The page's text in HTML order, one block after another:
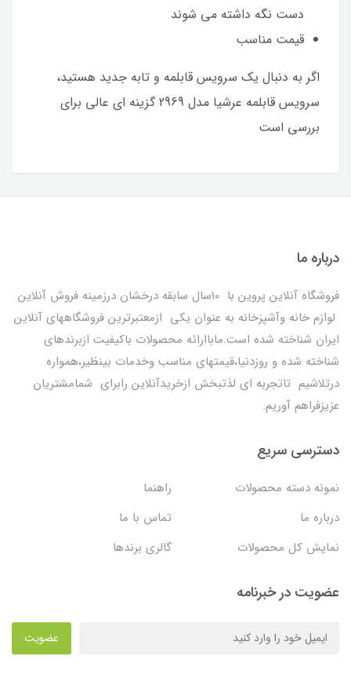
دست نگه داشته می شوند
قیمت مناسب
اگر به دنبال یک سرویس قابلمه و تابه جدید هستید،
سرویس قابلمه عرشیا مدل 2969 گزینه ای عالی برای
بررسی است
درباره ما
فروشگاه آنلاین پروین با 10سال سابقه درخشان درزمینه فروش آنلاین
لوازم خانه وآشپزخانه به عنوان یکی ازمعتبرترین فروشگاههای آنلاین
ایران شناخته شده است.ماباارائه محصولات باکیفیت ازبرندهای
شناخته شده و روزدنیا،قیمتهای مناسب وخدمات بینظیر،همواره
درتلاشیم تاتجربه ای لذتبخش ازخریدآنلاین رابرای شمامشتریان
عزیزفراهم آوریم.
دسترسی سریع
نمونه دسته محصولات
راهنما
درباره ما
تماس با ما
نمایش کل محصولات
گالری برندها
عضویت در خبرنامه
عضویت